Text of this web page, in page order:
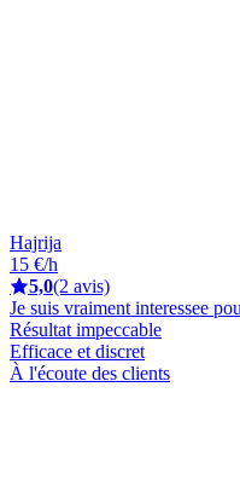
Hajrija
15 €/h
5,0(2 avis)
Je suis vraiment interessee
Résultat impeccable
Efficace et discret
À l'écoute des clients